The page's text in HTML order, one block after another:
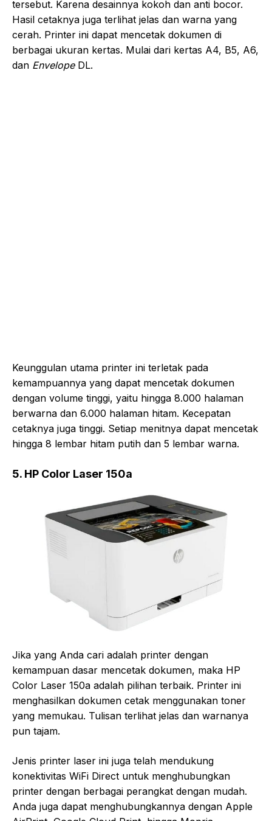
tersebut. Karena desainnya kokoh dan anti bocor.
Hasil cetaknya juga terlihat jelas dan warna yang
cerah. Printer ini dapat mencetak dokumen di
berbagai ukuran kertas. Mulai dari kertas A4, B5, A6,
dan EnvelopeDL.
Keunggulan utama printer ini terletak pada
kemampuannya yang dapat mencetak dokumen
dengan volume tinggi, yaitu hingga 8.000 halaman
berwarna dan 6.000 halaman hitam. Kecepatan
cetaknya juga tinggi. Setiap menitnya dapat mencetak
hingga 8 lembar hitam putih dan 5 lembar warna.
5. HP Color Laser 150a
Jika yang Anda cari adalah printer dengan
kemampuan dasar mencetak dokumen, maka HP
Color Laser 150a adalah pilihan terbaik. Printer ini
menghasilkan dokumen cetak menggunakan toner
yang memukau. Tulisan terlihat jelas dan warnanya
pun tajam.
Jenis printer laser ini juga telah mendukung
konektivitas WiFi Direct untuk menghubungkan
printer dengan berbagai perangkat dengan mudah.
Anda juga dapat menghubungkannya dengan Apple